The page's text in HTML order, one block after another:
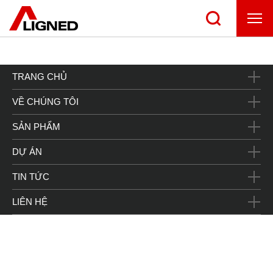
Đang cập nhật
TRANG CHỦ
VỀ CHÚNG TÔI
SẢN PHẨM
DỰ ÁN
TIN TỨC
LIÊN HỆ